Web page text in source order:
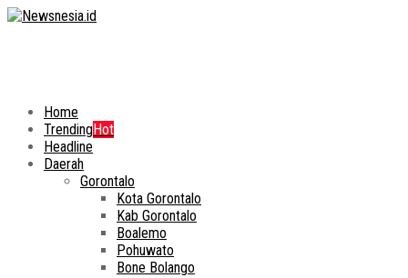
Home
TrendingHot
Headline
Daerah
Gorontalo
Kota Gorontalo
Kab Gorontalo
Boalemo
Pohuwato
Bone Bolango